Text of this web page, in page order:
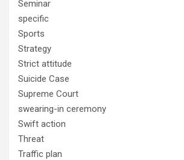
Seminar
specific
Sports
Strategy
Strict attitude
Suicide Case
Supreme Court
swearing-in ceremony
Swift action
Threat
Traffic plan